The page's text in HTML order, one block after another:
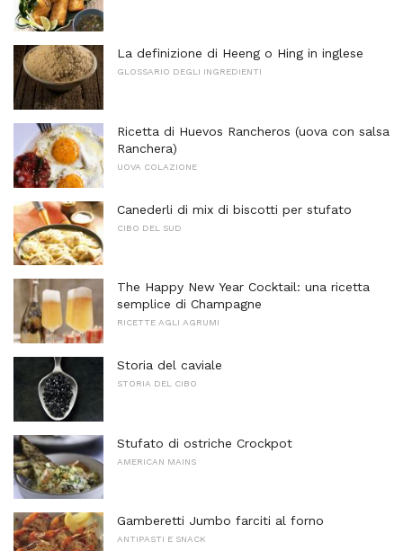
La definizione di Heeng o Hing in inglese
GLOSSARIO DEGLI INGREDIENTI
Ricetta di Huevos Rancheros (uova con salsa
Ranchera)
UOVA COLAZIONE
Canederli di mix di biscotti per stufato
CIBO DEL SUD
The Happy New Year Cocktail: una ricetta
semplice di Champagne
RICETTE AGLI AGRUMI
Storia del caviale
STORIA DEL CIBO
Stufato di ostriche Crockpot
AMERICAN MAINS
Gamberetti Jumbo farciti al forno
ANTIPASTI E SNACK